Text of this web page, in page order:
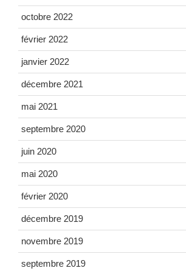
octobre 2022
février 2022
janvier 2022
décembre 2021
mai 2021
septembre 2020
juin 2020
mai 2020
février 2020
décembre 2019
novembre 2019
septembre 2019